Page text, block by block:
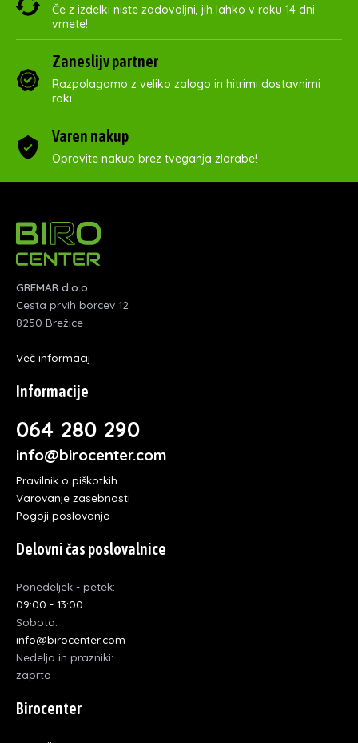
Če z izdelki niste zadovoljni, jih lahko v roku 14 dni
vrnete!
Zaneslijv partner
Razpolagamo z veliko zalogo in hitrimi dostavnimi
roki.
Varen nakup
Opravite nakup brez tveganja zlorabe!
GREMAR d.o.o.
Cesta prvih borcev 12
8250 Brežice
Več informacij
Informacije
064 280 290
info@birocenter.com
Pravilnik o piškotkih
Varovanje zasebnosti
Pogoji poslovanja
Delovni čas poslovalnice
Ponedeljek - petek:
09:00 - 13:00
Sobota:
info@birocenter.com
Nedelja in prazniki:
zaprto
Birocenter